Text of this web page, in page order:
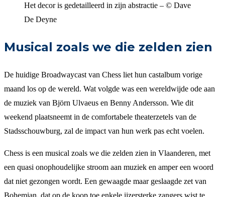
Het decor is gedetailleerd in zijn abstractie – © Dave
De Deyne
Musical zoals we die zelden zien
De huidige Broadwaycast van Chess liet hun castalbum vorige
maand los op de wereld. Wat volgde was een wereldwijde ode aan
de muziek van Björn Ulvaeus en Benny Andersson. Wie dit
weekend plaatsneemt in de comfortabele theaterzetels van de
Stadsschouwburg, zal de impact van hun werk pas echt voelen.
Chess is een musical zoals we die zelden zien in Vlaanderen, met
een quasi onophoudelijke stroom aan muziek en amper een woord
dat niet gezongen wordt. Een gewaagde maar geslaagde zet van
Bohemian, dat op de koop toe enkele ijzersterke zangers wist te